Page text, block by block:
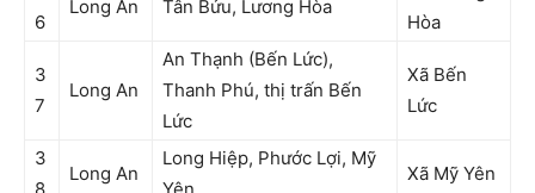
6
Long An Tân Bửu, Lương Hòa
Hòa
3
7
Long An
An Thạnh (Bến Lức),
Thanh Phú, thị trấn Bến
Lức
Xã Bến
Lức
3
Long An
Long Hiệp, Phước Lợi, Mỹ
Xã Mỹ Yên